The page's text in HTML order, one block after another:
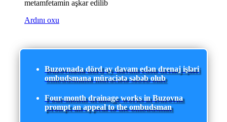
metamfetamin aşkar edilib
Ardını oxu
Buzovnada dörd ay davam edən drenaj işləri
ombudsmana müraciətə səbəb olub
Four-month drainage works in Buzovna
prompt an appeal to the ombudsman